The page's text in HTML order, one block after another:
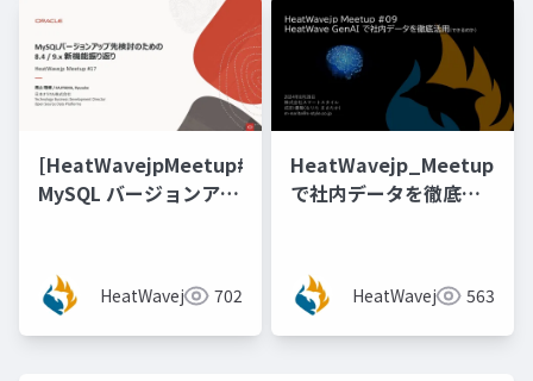
[HeatWavejpMeetup#17]
MySQL バージョンアッ
山 隆輔氏 (日本オラク
ル株式会社)]HeatWavejp 702
で社内データを徹底活
HeatWavejp 563